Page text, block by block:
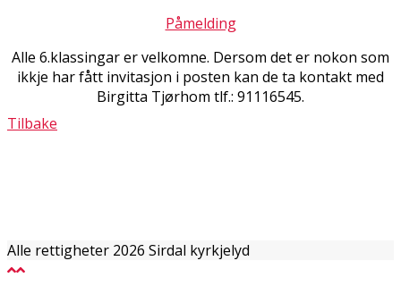
Påmelding
Alle 6.klassingar er velkomne. Dersom det er nokon som
ikkje har fått invitasjon i posten kan de ta kontakt med
Birgitta Tjørhom tlf.: 91116545.
Tilbake
Alle rettigheter 2026 Sirdal kyrkjelyd